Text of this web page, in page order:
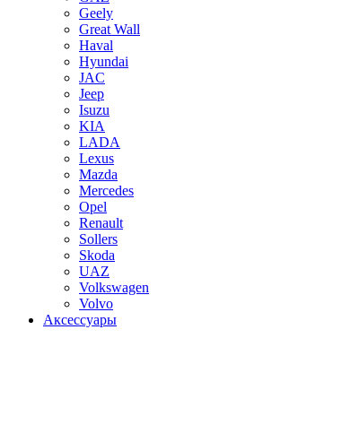
Geely
Great Wall
Haval
Hyundai
JAC
Jeep
Isuzu
KIA
LADA
Lexus
Mazda
Mercedes
Opel
Renault
Sollers
Skoda
UAZ
Volkswagen
Volvo
Аксессуары